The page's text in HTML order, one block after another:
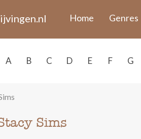
Home Genres
A B C D E F G
Sims